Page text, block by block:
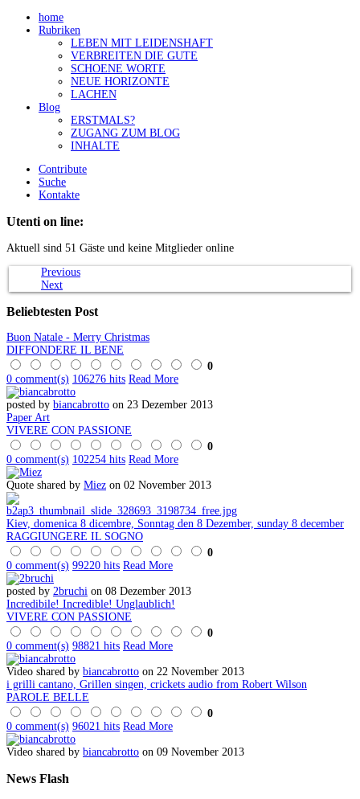
home
Rubriken
LEBEN MIT LEIDENSHAFT
VERBREITEN DIE GUTE
SCHOENE WORTE
NEUE HORIZONTE
LACHEN
Blog
ERSTMALS?
ZUGANG ZUM BLOG
INHALTE
Contribute
Suche
Kontakte
Utenti on line:
Aktuell sind 51 Gäste und keine Mitglieder online
Previous
Next
Beliebtesten Post
Buon Natale - Merry Christmas
DIFFONDERE IL BENE
0
0 comment(s) 106276 hits Read More
posted by biancabrotto on 23 Dezember 2013
Paper Art
VIVERE CON PASSIONE
0
0 comment(s) 102254 hits Read More
Quote shared by Miez on 02 November 2013
Kiev, domenica 8 dicembre, Sonntag den 8 Dezember, sunday 8 december
RAGGIUNGERE IL SOGNO
0
0 comment(s) 99220 hits Read More
posted by 2bruchi on 08 Dezember 2013
Incredibile! Incredible! Unglaublich!
VIVERE CON PASSIONE
0
0 comment(s) 98821 hits Read More
Video shared by biancabrotto on 22 November 2013
i grilli cantano, Grillen singen, crickets audio from Robert Wilson
PAROLE BELLE
0
0 comment(s) 96021 hits Read More
Video shared by biancabrotto on 09 November 2013
News Flash